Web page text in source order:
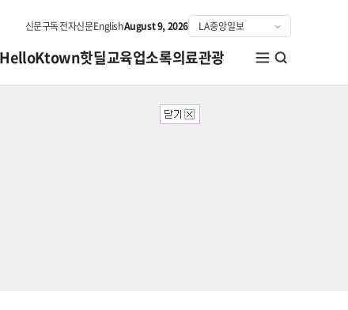
신문구독전자신문EnglishAugust 9, 2026
HelloKtown핫딜교육업소록의료관광